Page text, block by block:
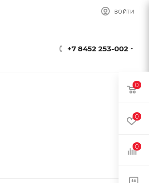
ВОЙТИ
+7 8452 253-002
0
0
0